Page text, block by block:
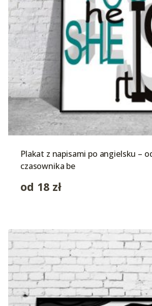
Plakat z napisami po angielsku –
czasownika be
od 18 zł